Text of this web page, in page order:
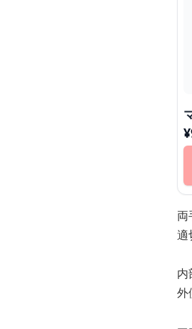
¥
両
適
内
外